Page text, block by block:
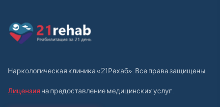
Наркологическая клиника «21Рехаб». Все права защищены.
Лицензия на предоставление медицинских услуг.